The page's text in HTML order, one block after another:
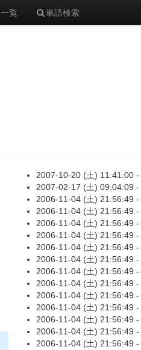
一覧 単語検索
2007-10-20 (土) 11:41:00 -
2007-02-17 (土) 09:04:09 -
2006-11-04 (土) 21:56:49 -
2006-11-04 (土) 21:56:49 -
2006-11-04 (土) 21:56:49 -
2006-11-04 (土) 21:56:49 -
2006-11-04 (土) 21:56:49 -
2006-11-04 (土) 21:56:49 -
2006-11-04 (土) 21:56:49 -
2006-11-04 (土) 21:56:49 -
2006-11-04 (土) 21:56:49 -
2006-11-04 (土) 21:56:49 -
2006-11-04 (土) 21:56:49 -
2006-11-04 (土) 21:56:49 -
2006-11-04 (土) 21:56:49 -